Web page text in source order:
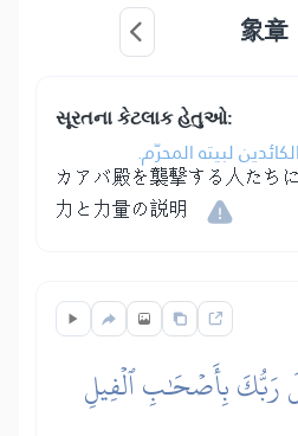
象章
સૂરતના કેટલાક હેતુઓ:
لبيته المحرّم.
カアバ殿を襲撃する人たち
力と力量の説明
رَبُّكَ بِأَصۡحَٰبِ ٱلۡفِيلِ